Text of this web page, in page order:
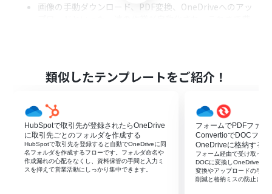
画像の手動ダウンロード、PDF変換、OneDriveへのアッ
■フローボットの流れ
はじめに、Microsoft Teams、Microsoft SharePoint、
OneDriveをYoomと連携します。
次に、トリガーでMicrosoft Teamsを選択し、「チャネ
ルにメッセージが送信されたら」アクションを設定して、
監視対象のチャネルを指定します。
続いて、オペレーションでMicrosoft SharePointの「フ
ァイルをダウンロード」アクションを設定し、投稿された
類似したテンプレートをご紹介！
HubSpotで取引先が登録されたらOneDrive
に取引先ごとのフォルダを作成する
HubSpotで取引先を登録すると自動でOneDriveに同
名フォルダを作成するフローです。フォルダ命名や
作成漏れの心配をなくし、資料保管の手間と入力ミ
スを抑えて営業活動にしっかり集中できます。
フォームでPDFファイ
ConvertioでDOCファ
OneDriveに格納する
フォーム経由で受け取った
DOCに変換しOneDriveへ
変換やアップロードの手作
削減と格納ミスの防止に役